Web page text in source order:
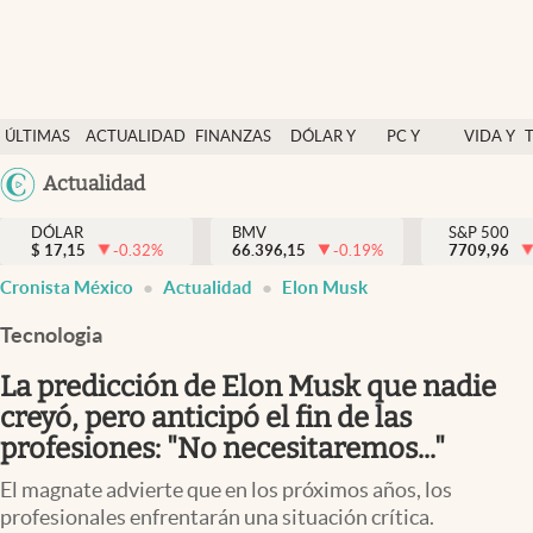
ÚLTIMAS
NOTICIAS
ACTUALIDAD
FINANZAS
DÓLAR Y
PC Y
VIDA Y
México
Actualidad
Actualidad
Finanzas y economía
Dólar y mercados
Pc y celular
Vida y estilo
Tv
DÓLAR
$ 17,15 -0.32%
BMV
66.396,15
-0.19%
S&P 500
7709,96
Cronista México Actualidad Elon Musk
Tecnologia
La predicción de Elon Musk que nadie
creyó, pero anticipó el fin de las
profesiones: "No necesitaremos..."
El magnate advierte que en los próximos años, los
profesionales enfrentarán una situación crítica.